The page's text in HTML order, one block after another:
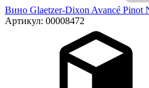
Вино Glaetzer-Dixon Avancé Pinot
Артикул: 00008472